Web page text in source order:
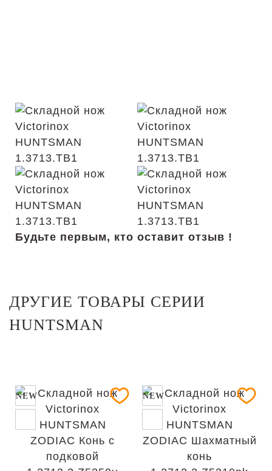
Будьте первым, кто оставит отзыв !
ДРУГИЕ ТОВАРЫ СЕРИИ
HUNTSMAN
NEW NEW